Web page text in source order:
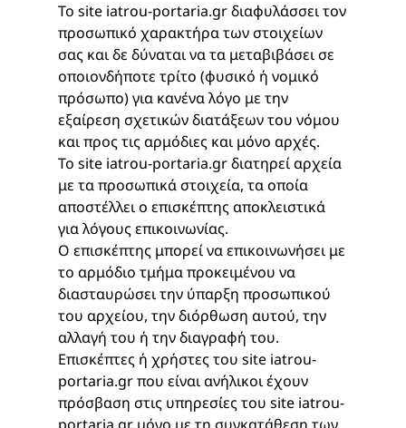
Το site iatrou-portaria.gr διαφυλάσσει τον
προσωπικό χαρακτήρα των στοιχείων
σας και δε δύναται να τα μεταβιβάσει σε
οποιονδήποτε τρίτο (φυσικό ή νομικό
πρόσωπο) για κανένα λόγο με την
εξαίρεση σχετικών διατάξεων του νόμου
και προς τις αρμόδιες και μόνο αρχές.
Το site iatrou-portaria.gr διατηρεί αρχεία
με τα προσωπικά στοιχεία, τα οποία
αποστέλλει ο επισκέπτης αποκλειστικά
για λόγους επικοινωνίας.
Ο επισκέπτης μπορεί να επικοινωνήσει με
το αρμόδιο τμήμα προκειμένου να
διασταυρώσει την ύπαρξη προσωπικού
του αρχείου, την διόρθωση αυτού, την
αλλαγή του ή την διαγραφή του.
Επισκέπτες ή χρήστες του site iatrou-
portaria.gr που είναι ανήλικοι έχουν
πρόσβαση στις υπηρεσίες του site iatrou-